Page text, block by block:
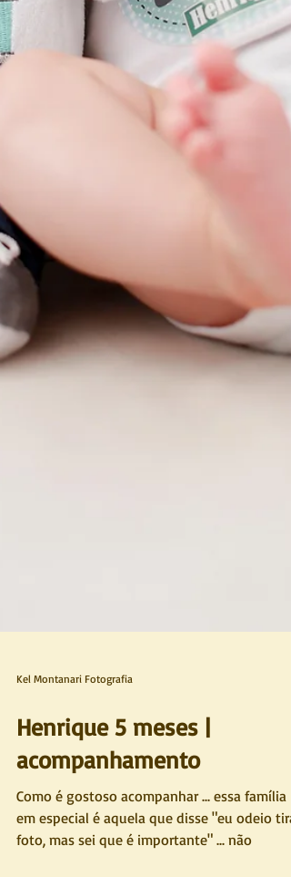
Kel Montanari Fotografia
Henrique 5 meses |
acompanhamento
Como é gostoso acompanhar ... essa família